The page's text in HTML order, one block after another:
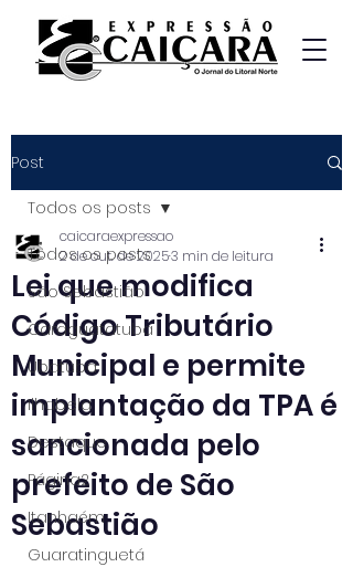
Post
Todos os posts
São Sebastião
Caraguatatuba
Ubatuba
Ilhabela
Destaque
Página2
Itanhaém
Guaratinguetá
Todos os posts
Lei que modifica
Código Tributário
Municipal e permite
implantação da TPA é
sancionada pelo
prefeito de São
Sebastião
caicaraexpressao
2 de out. de 20253 min de leitura